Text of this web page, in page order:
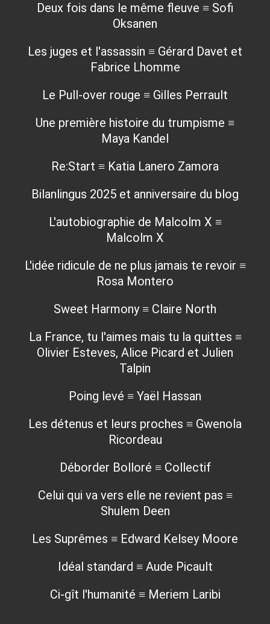
Deux fois dans le même fleuve ≡ Sofi
Oksanen
Les juges et l'assassin ≡ Gérard Davet et
Fabrice Lhomme
Le Pull-over rouge ≡ Gilles Perrault
Une première histoire du trumpisme ≡
Maya Kandel
Re:Start ≡ Katia Lanero Zamora
Bilanlingus 2025 et anniversaire du blog
L'autobiographie de Malcolm X ≡
Malcolm X
L'idée ridicule de ne plus jamais te revoir ≡
Rosa Montero
Sweet Harmony ≡ Claire North
La France, tu l'aimes mais tu la quittes ≡
Olivier Esteves, Alice Picard et Julien
Talpin
Poing levé ≡ Yaël Hassan
Les détenus et leurs proches ≡ Gwenola
Ricordeau
Déborder Bolloré ≡ Collectif
Celui qui va vers elle ne revient pas ≡
Shulem Deen
Les Suprêmes ≡ Edward Kelsey Moore
Idéal standard ≡ Aude Picault
Ci-gît l'humanité ≡ Meriem Laribi